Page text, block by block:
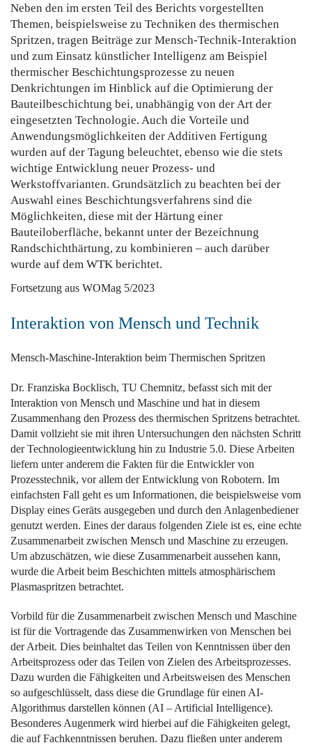
Neben den im ersten Teil des Berichts vorgestellten
Themen, beispielsweise zu Techniken des thermischen
Spritzen, tragen Beiträge zur Mensch-Technik-Interaktion
und zum Einsatz künstlicher Intelligenz am Beispiel
thermischer Beschichtungsprozesse zu neuen
Denkrichtungen im Hinblick auf die Optimierung der
Bauteilbeschichtung bei, unabhängig von der Art der
eingesetzten Technologie. Auch die Vorteile und
Anwendungsmöglichkeiten der Additiven Fertigung
wurden auf der Tagung beleuchtet, ebenso wie die stets
wichtige Entwicklung neuer Prozess- und
Werkstoffvarianten. Grundsätzlich zu beachten bei der
Auswahl eines Beschichtungsverfahrens sind die
Möglichkeiten, diese mit der Härtung einer
Bauteiloberfläche, bekannt unter der Bezeichnung
Randschichthärtung, zu kombinieren – auch darüber
wurde auf dem WTK berichtet.
Fortsetzung aus WOMag 5/2023
Interaktion von Mensch und Technik
Mensch-Maschine-­Interaktion beim Thermischen Spritzen
Dr. Franziska Bocklisch, TU Chemnitz, befasst sich mit der
Interaktion von Mensch und Maschine und hat in diesem
Zusammenhang den Prozess des thermischen Spritzens betrachtet.
Damit vollzieht sie mit ihren Untersuchungen den nächsten Schritt
der Technologieentwicklung hin zu Industrie 5.0. Diese Arbeiten
liefern unter anderem die Fakten für die Entwickler von
Prozesstechnik, vor ­allem der Entwicklung von Robotern. Im
einfachsten Fall geht es um Informationen, die beispielsweise vom
Display eines Geräts ausgegeben und durch den Anlagenbediener
genutzt werden. Eines der daraus folgenden Ziele ist es, eine echte
Zusammenarbeit zwischen Mensch und Maschine zu erzeugen.
Um abzuschätzen, wie diese Zusammenarbeit aussehen kann,
wurde die Arbeit beim Beschichten mittels atmosphärischem
Plasmaspritzen betrachtet.
Vorbild für die Zusammenarbeit zwischen Mensch und Maschine
ist für die Vortragende das Zusammenwirken von Menschen bei
der Arbeit. Dies beinhaltet das Teilen von Kenntnissen über den
Arbeitsprozess oder das Teilen von Zielen des Arbeitsprozesses.
Dazu wurden die Fähigkeiten und ­Arbeitsweisen des Menschen
so aufgeschlüsselt, dass diese die Grundlage für einen AI-
Algorithmus darstellen können (AI – Artificial Intelligence).
Besonderes Augenmerk wird hierbei auf die Fähigkeiten gelegt,
die auf Fachkenntnissen beruhen. Dazu fließen unter anderem